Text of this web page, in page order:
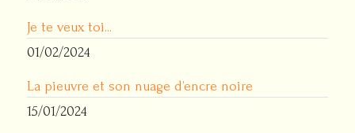
Je te veux toi...
01/02/2024
La pieuvre et son nuage d’encre noire
15/01/2024